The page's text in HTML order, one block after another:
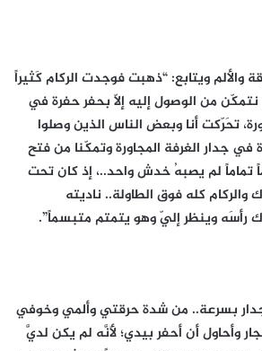
والألم ويتابع: “ذهبت فوجدت الركام كَثيراً
من الوصول إليه إلاّ بحفر حفرة في
تحَرّكت أنا وبعض الناس الذين وصلوا
في جدار الغرفة المجاورة وتمكّنا من فتح
تماماً لم يصبهُ خدش واحد..، إذ كان تحت
والركام كله فوق الطاولة.. ناديته
رأسَه وينظر إليّ وهو يتمتم متبسماً”.
بسرعة.. من شدة حرقتي وألمي وخوفي
وأحاول أن أحفر بيدي؛ لأَنَّه لم يكن لديَّ